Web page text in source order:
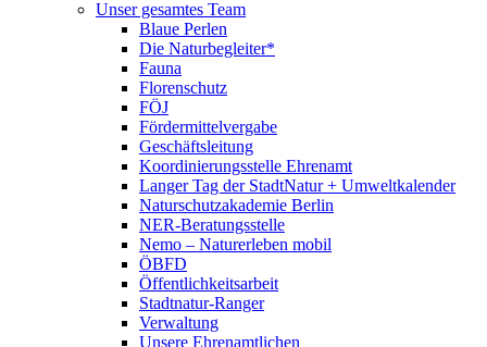
Unser gesamtes Team
Blaue Perlen
Die Naturbegleiter*
Fauna
Florenschutz
FÖJ
Fördermittelvergabe
Geschäftsleitung
Koordinierungsstelle Ehrenamt
Langer Tag der StadtNatur + Umweltkalender
Naturschutzakademie Berlin
NER-Beratungsstelle
Nemo – Naturerleben mobil
ÖBFD
Öffentlichkeitsarbeit
Stadtnatur-Ranger
Verwaltung
Unsere Ehrenamtlichen